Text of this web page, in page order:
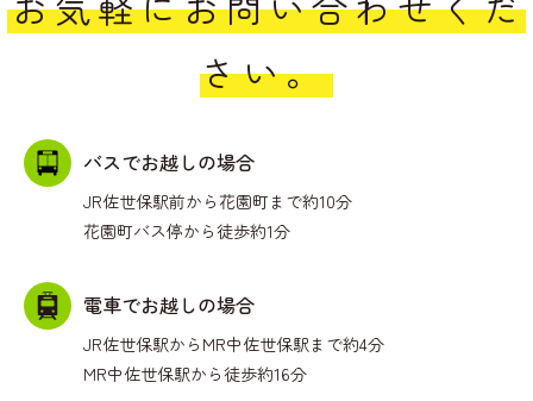
さい。
バスでお越しの場合
JR佐世保駅前から花園町まで約10分
花園町バス停から徒歩約1分
電車でお越しの場合
JR佐世保駅からMR中佐世保駅まで約4分
MR中佐世保駅から徒歩約16分